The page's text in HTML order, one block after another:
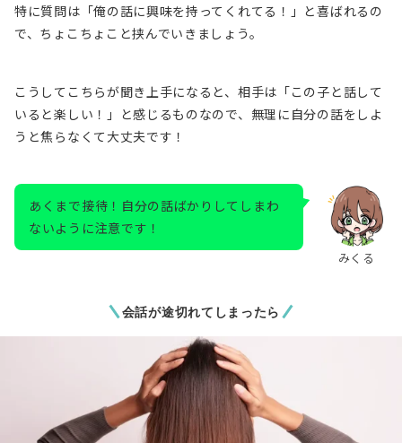
特に質問は「俺の話に興味を持ってくれてる！」と喜ばれるの
で、ちょこちょこと挟んでいきましょう。
こうしてこちらが聞き上手になると、相手は「この子と話して
いると楽しい！」と感じるものなので、無理に自分の話をしよ
うと焦らなくて大丈夫です！
みくる
あくまで接待！自分の話ばかりしてしまわ
ないように注意です！
会話が途切れてしまったら